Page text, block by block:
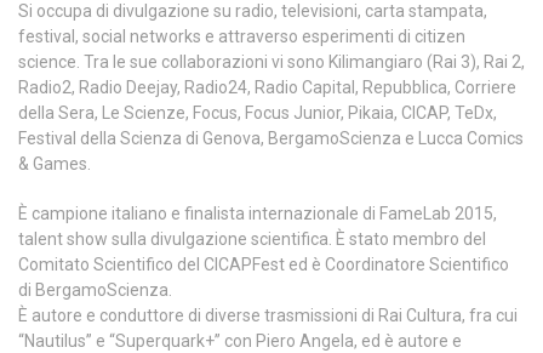
Si occupa di divulgazione su radio, televisioni, carta stampata,
festival, social networks e attraverso esperimenti di citizen
science. Tra le sue collaborazioni vi sono Kilimangiaro (Rai 3), Rai 2,
Radio2, Radio Deejay, Radio24, Radio Capital, Repubblica, Corriere
della Sera, Le Scienze, Focus, Focus Junior, Pikaia, CICAP, TeDx,
Festival della Scienza di Genova, BergamoScienza e Lucca Comics
& Games.
È campione italiano e finalista internazionale di FameLab 2015,
talent show sulla divulgazione scientifica. È stato membro del
Comitato Scientifico del CICAPFest ed è Coordinatore Scientifico
di BergamoScienza.
È autore e conduttore di diverse trasmissioni di Rai Cultura, fra cui
“Nautilus” e “Superquark+” con Piero Angela, ed è autore e